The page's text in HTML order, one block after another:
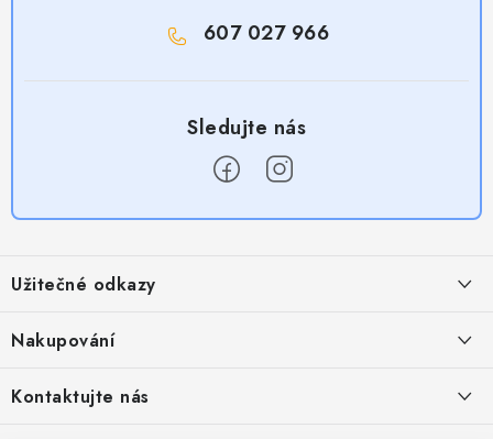
607 027 966
p
a
Užitečné odkazy
Provizní systém
Nakupování
Kontaktujte nás